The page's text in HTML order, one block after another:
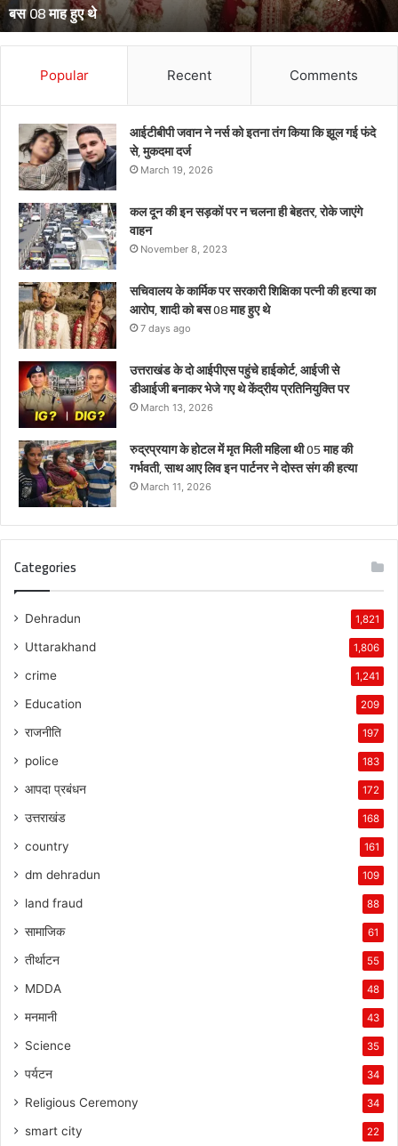
बनाकर
भेजे
गए
प्रतिनियुक्ति
थे केंद्रीय प्रतिनियुक्ति पर
Popular Recent Comments
आईटीबीपी जवान ने नर्स को इतना तंग किया कि झूल गई फंदे
से, मुकदमा दर्ज
March 19, 2026
कल दून की इन सड़कों पर न चलना ही बेहतर, रोके जाएंगे
वाहन
November 8, 2023
सचिवालय के कार्मिक पर सरकारी शिक्षिका पत्नी की हत्या का
आरोप, शादी को बस 08 माह हुए थे
7 days ago
उत्तराखंड के दो आईपीएस पहुंचे हाईकोर्ट, आईजी से
डीआईजी बनाकर भेजे गए थे केंद्रीय प्रतिनियुक्ति पर
March 13, 2026
रुद्रप्रयाग के होटल में मृत मिली महिला थी 05 माह की
गर्भवती, साथ आए लिव इन पार्टनर ने दोस्त संग की हत्या
March 11, 2026
Categories
Dehradun 1,821
Uttarakhand 1,806
crime 1,241
Education 209
राजनीति 197
police 183
आपदा प्रबंधन 172
उत्तराखंड 168
country 161
dm dehradun 109
land fraud 88
सामाजिक 61
तीर्थाटन 55
MDDA 48
मनमानी 43
Science 35
पर्यटन 34
Religious Ceremony 34
smart city 22